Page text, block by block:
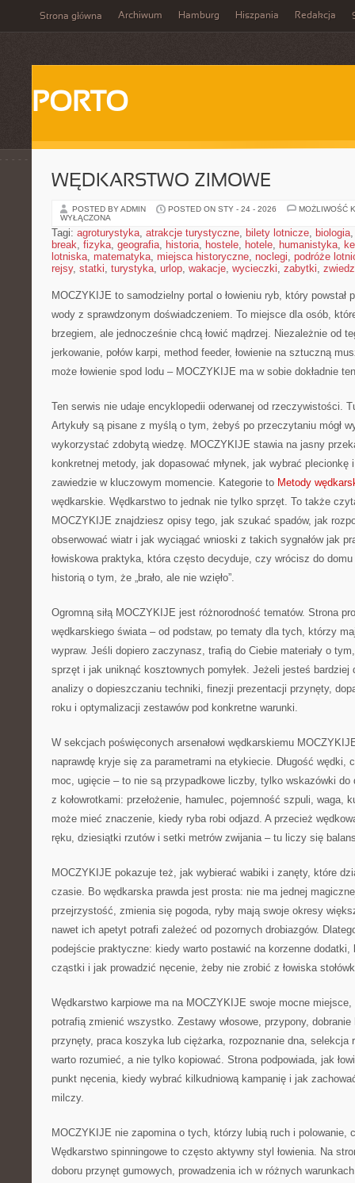
Strona główna Archiwum Hamburg Hiszpania Redakcja
PORTO
WĘDKARSTWO ZIMOWE
POSTED BY ADMIN POSTED ON STY - 24 - 2026
MOŻLIWOŚĆ
WYŁĄCZONA
Tagi: agroturystyka, atrakcje turystyczne, bilety lotnicze, biologia
break, fizyka, geografia, historia, hostele, hotele, humanistyka,
lotniska, matematyka, miejsca historyczne, noclegi, podróże
rejsy, statki, turystyka, urlop, wakacje, wycieczki, zabytki,
MOCZYKIJE to samodzielny portal o łowieniu ryb, który powstał
wody z sprawdzonym doświadczeniem. To miejsce dla osób,
brzegiem, ale jednocześnie chcą łowić mądrzej. Niezależnie od
jerkowanie, połów karpi, method feeder, łowienie na sztuczną
może łowienie spod lodu – MOCZYKIJE ma w sobie dokładnie
Ten serwis nie udaje encyklopedii oderwanej od rzeczywistości.
Artykuły są pisane z myślą o tym, żebyś po przeczytaniu mógł
wykorzystać zdobytą wiedzę. MOCZYKIJE stawia na jasny
konkretnej metody, jak dopasować młynek, jak wybrać
zawiedzie w kluczowym momencie. Kategorie to Metody
wędkarskie. Wędkarstwo to jednak nie tylko sprzęt. To także
MOCZYKIJE znajdziesz opisy tego, jak szukać spadów, jak
obserwować wiatr i jak wyciągać wnioski z takich sygnałów jak
łowiskowa praktyka, która często decyduje, czy wrócisz do
historią o tym, że „brało, ale nie wzięło”.
Ogromną siłą MOCZYKIJE jest różnorodność tematów. Strona
wędkarskiego świata – od podstaw, po tematy dla tych, którzy
wypraw. Jeśli dopiero zaczynasz, trafią do Ciebie materiały o
sprzęt i jak uniknąć kosztownych pomyłek. Jeżeli jesteś bardziej
analizy o dopieszczaniu techniki, finezji prezentacji przynęty,
roku i optymalizacji zestawów pod konkretne warunki.
W sekcjach poświęconych arsenałowi wędkarskiemu
naprawdę kryje się za parametrami na etykiecie. Długość wędki,
moc, ugięcie – to nie są przypadkowe liczby, tylko wskazówki do
z kołowrotkami: przełożenie, hamulec, pojemność szpuli, waga,
może mieć znaczenie, kiedy ryba robi odjazd. A przecież
ręku, dziesiątki rzutów i setki metrów zwijania – tu liczy się
MOCZYKIJE pokazuje też, jak wybierać wabiki i zanęty, które
czasie. Bo wędkarska prawda jest prosta: nie ma jednej
przejrzystość, zmienia się pogoda, ryby mają swoje okresy
nawet ich apetyt potrafi zależeć od pozornych drobiazgów.
podejście praktyczne: kiedy warto postawić na korzenne dodatki,
cząstki i jak prowadzić nęcenie, żeby nie zrobić z łowiska
Wędkarstwo karpiowe ma na MOCZYKIJE swoje mocne
potrafią zmienić wszystko. Zestawy włosowe, przypony,
przynęty, praca koszyka lub ciężarka, rozpoznanie dna, selekcja
warto rozumieć, a nie tylko kopiować. Strona podpowiada, jak
punkt nęcenia, kiedy wybrać kilkudniową kampanię i jak
milczy.
MOCZYKIJE nie zapomina o tych, którzy lubią ruch i polowanie,
Wędkarstwo spinningowe to często aktywny styl łowienia. Na
doboru przynęt gumowych, prowadzenia ich w różnych